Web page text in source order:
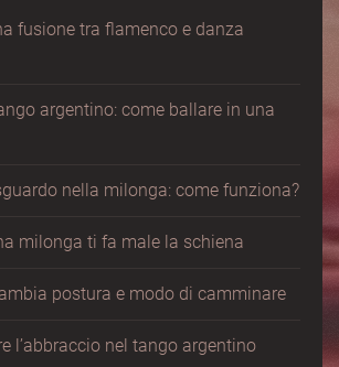
fusione tra flamenco e danza
argentino: come ballare in una
nella milonga: come funziona?
milonga ti fa male la schiena
postura e modo di camminare
l’abbraccio nel tango argentino